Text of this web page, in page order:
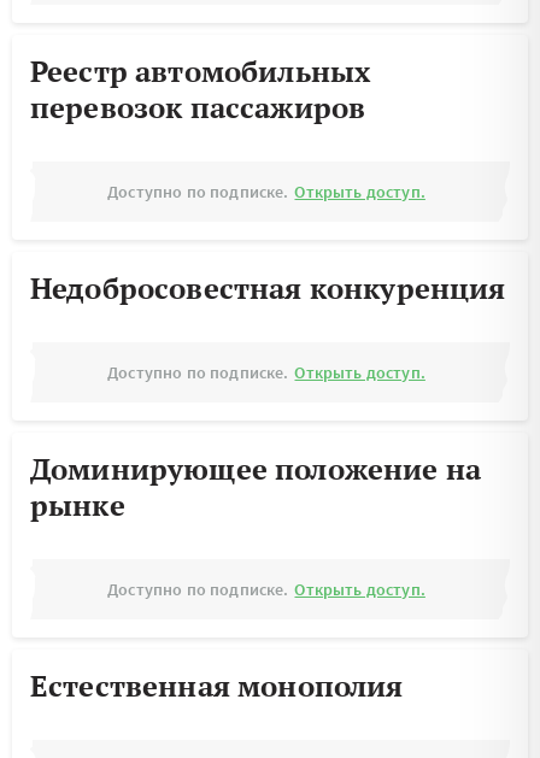
Реестр автомобильных
перевозок пассажиров
Доступно по подписке. Открыть доступ.
Недобросовестная конкуренция
Доступно по подписке. Открыть доступ.
Доминирующее положение на
рынке
Доступно по подписке. Открыть доступ.
Естественная монополия